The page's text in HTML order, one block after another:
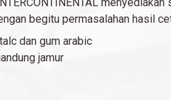
begitu permasalahan hasil
dan gum arabic
jamur